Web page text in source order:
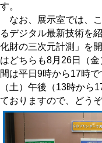
す。
なお、展示室では、
るデジタル最新技術を
化財の三次元計測」を
はどちらも8月26日（
間は平日9時から17時で
（土）午後（13時から
ておりますので、どう